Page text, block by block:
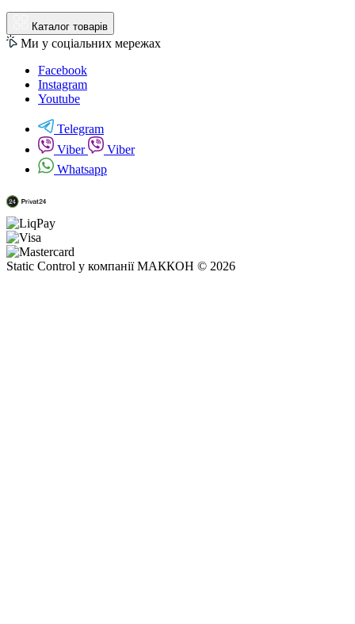
Каталог товарів
Ми у соціальних мережах
Facebook
Instagram
Youtube
Telegram
Viber
Viber
Whatsapp
Static Control у компанії МАККОН © 2026